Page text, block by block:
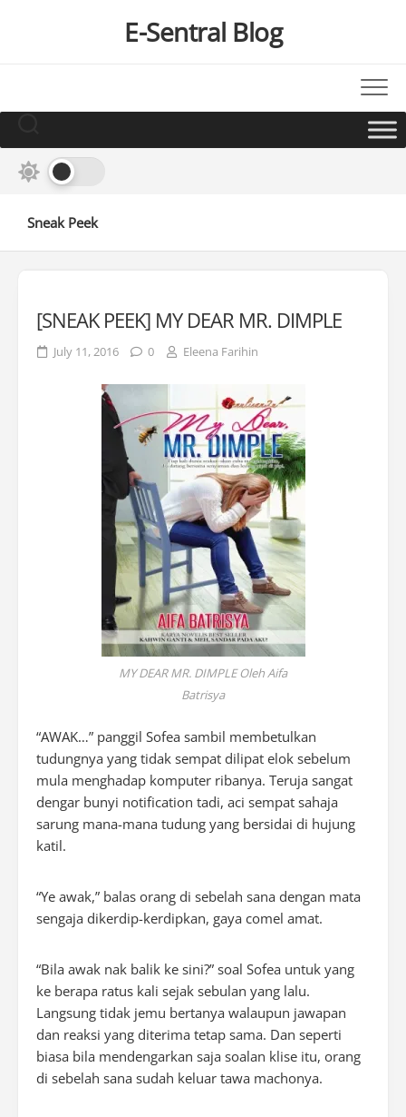
E-Sentral Blog
Sneak Peek
[SNEAK PEEK] MY DEAR MR. DIMPLE
July 11, 2016 0 Eleena Farihin
MY DEAR MR. DIMPLE Oleh Aifa
Batrisya
“AWAK…” panggil Sofea sambil membetulkan
tudungnya yang tidak sempat dilipat elok sebelum
mula menghadap komputer ribanya. Teruja sangat
dengar bunyi notification tadi, aci sempat sahaja
sarung mana-mana tudung yang bersidai di hujung
katil.
“Ye awak,” balas orang di sebelah sana dengan mata
sengaja dikerdip-kerdipkan, gaya comel amat.
“Bila awak nak balik ke sini?” soal Sofea untuk yang
ke berapa ratus kali sejak sebulan yang lalu.
Langsung tidak jemu bertanya walaupun jawapan
dan reaksi yang diterima tetap sama. Dan seperti
biasa bila mendengarkan saja soalan klise itu, orang
di sebelah sana sudah keluar tawa machonya.